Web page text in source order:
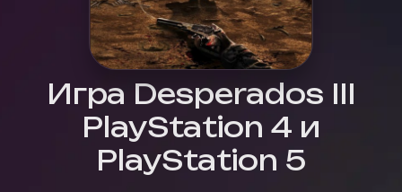
Игра Desperados III
PlayStation 4 и
PlayStation 5